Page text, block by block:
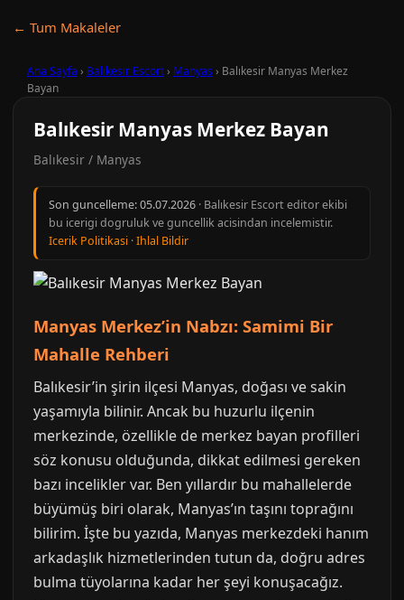
← Tum Makaleler
Ana Sayfa › Balıkesir Escort› Manyas › Balıkesir Manyas Merkez
Bayan
Balıkesir Manyas Merkez Bayan
Balıkesir / Manyas
Son guncelleme:05.07.2026 · Balıkesir Escort editor ekibi
bu icerigi dogruluk ve guncellik acisindan incelemistir.
Icerik Politikasi ·Ihlal Bildir
Manyas Merkez’in Nabzı: Samimi Bir
Mahalle Rehberi
Balıkesir’in şirin ilçesi Manyas, doğası ve sakin
yaşamıyla bilinir. Ancak bu huzurlu ilçenin
merkezinde, özellikle de merkez bayan profilleri
söz konusu olduğunda, dikkat edilmesi gereken
bazı incelikler var. Ben yıllardır bu mahallelerde
büyümüş biri olarak, Manyas’ın taşını toprağını
bilirim. İşte bu yazıda, Manyas merkezdeki hanım
arkadaşlık hizmetlerinden tutun da, doğru adres
bulma tüyolarına kadar her şeyi konuşacağız.